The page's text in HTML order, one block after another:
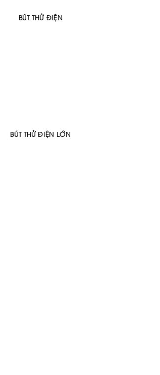
BÚT THỬ ĐIỆN
BÚT THỬ ĐIỆN LỚN